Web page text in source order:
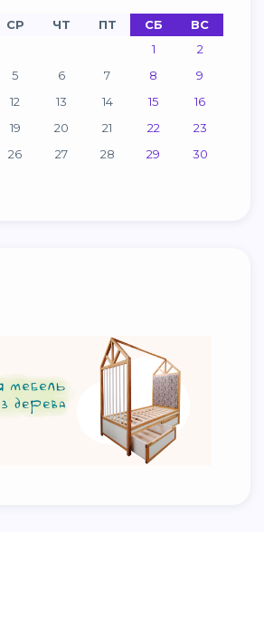
СР ЧТ ПТ СБ
ВС
1
2
5 6 7 8
9
12 13 14 15
16
19 20 21 22
23
26 27 28 29
30